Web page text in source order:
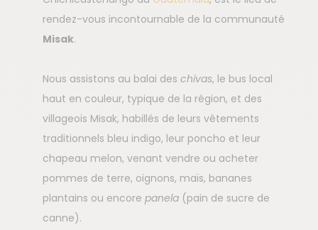
rendez-vous incontournable de la communauté
Misak.
Nous assistons au balai des chivas, le bus local
haut en couleur, typique de la région, et des
villageois Misak, habillés de leurs vêtements
traditionnels bleu indigo, leur poncho et leur
chapeau melon, venant vendre ou acheter
pommes de terre, oignons, maïs, bananes
plantains ou encore panela (pain de sucre de
canne).